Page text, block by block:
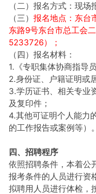
（二）报名方式：现场
（三） 报名地点：东台
东路9号东台市总工会
5233726）；
（四）报名材料：
1.《专职集体协商指导
2.身份证、户籍证明或
3.学历证书、相关专业
及复印件；
4.其他可证明个人能力
的工作报告或案例等）。
四、招聘程序
依照招聘条件，本着公
报考条件的人员进行资
拟聘用人员进行体检，